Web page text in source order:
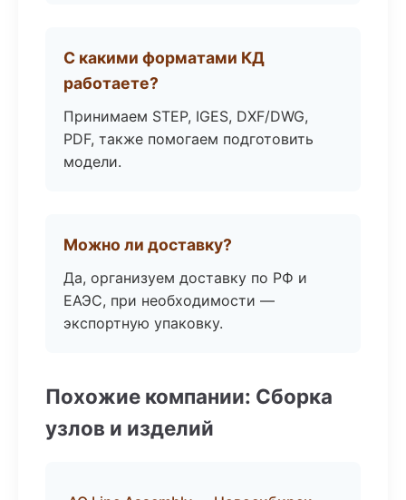
С какими форматами КД
работаете?
Принимаем STEP, IGES, DXF/DWG,
PDF, также помогаем подготовить
модели.
Можно ли доставку?
Да, организуем доставку по РФ и
ЕАЭС, при необходимости —
экспортную упаковку.
Похожие компании: Сборка
узлов и изделий